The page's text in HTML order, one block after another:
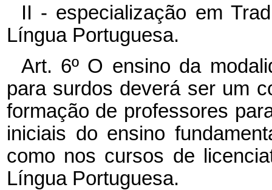
II - especialização em
Língua Portuguesa.
Art. 6º O ensino da
para surdos deverá ser um
formação de professores
iniciais do ensino
como nos cursos de
Língua Portuguesa.